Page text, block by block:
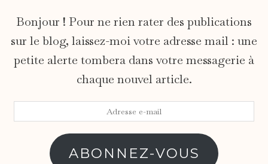
Bonjour ! Pour ne rien rater des publications
sur le blog, laissez-moi votre adresse mail : une
petite alerte tombera dans votre messagerie à
chaque nouvel article.
ABONNEZ-VOUS